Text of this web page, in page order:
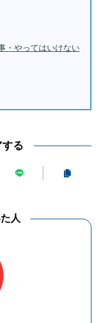
・やってはいけない
る
人